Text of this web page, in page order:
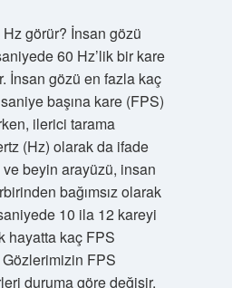
görür? İnsan gözü
60 Hz’lik bir kare
İnsan gözü en fazla kaç
başına kare (FPS)
ilerici tarama
(Hz) olarak da ifade
beyin arayüzü, insan
bağımsız olarak
10 ila 12 kareyi
hayatta kaç FPS
FPS
duruma göre değişir.